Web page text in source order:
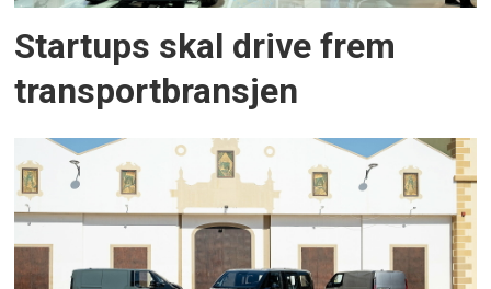
Startups skal drive frem
transportbransjen